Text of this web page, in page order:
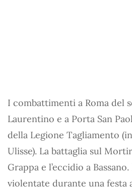
I combattimenti a Roma del
Laurentino e a Porta San
della Legione Tagliamento
Ulisse). La battaglia sul
Grappa e l’eccidio a
violentate durante una festa